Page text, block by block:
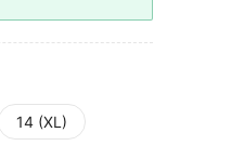
14 (XL)